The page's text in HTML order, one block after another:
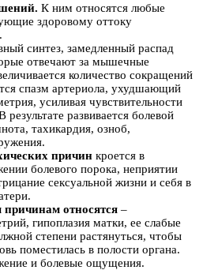
К ним относятся любые
здоровому оттоку
синтез, замедленный распад
отвечают за мышечные
количество сокращений
спазм артериола, ухудшающий
усиливая чувствительности
развивается болевой
тахикардия, озноб,
причин кроется в
болевого порока, неприятии
сексуальной жизни и себя в
относятся –
гипоплазия матки, ее слабые
степени растянуться, чтобы
поместилась в полости органа.
и болевые ощущения.